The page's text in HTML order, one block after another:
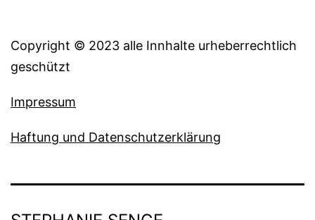
Copyright © 2023 alle Innhalte urheberrechtlich
geschützt
Impressum
Haftung und Datenschutzerklärung